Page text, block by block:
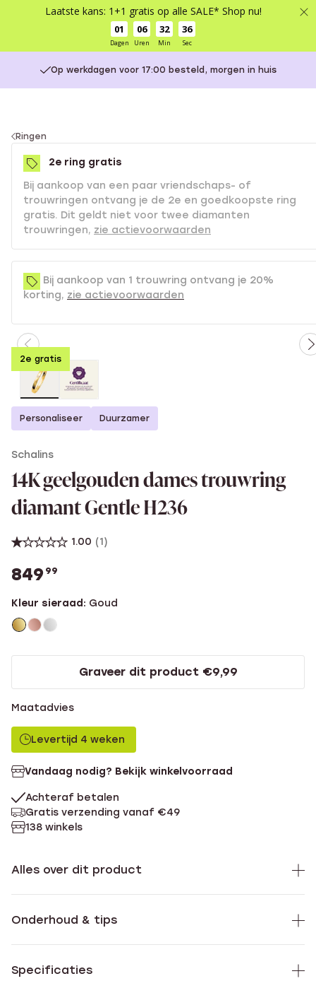
Laatste kans: 1+1 gratis op alle SALE* Shop nu!
01
Dagen
06
Uren
32
Min
35
Sec
Op werkdagen voor 17:00 besteld, morgen in huis
You
are
here:
Ringen
2e ring gratis
Bij aankoop van een paar vriendschaps- of
trouwringen ontvang je de 2e en goedkoopste ring
gratis. Dit geldt niet voor twee diamanten
trouwringen, zie actievoorwaarden
Bij aankoop van 1 trouwring ontvang je 20%
korting, zie actievoorwaarden
2e gratis
Personaliseer Duurzamer
Schalins
14K geelgouden dames trouwring
diamant Gentle H236
1.00 (1)
849 99
Kleur sieraad: Goud
Graveer dit product €9,99
Maatadvies
Levertijd 4 weken
Vandaag nodig? Bekijk winkelvoorraad
Achteraf betalen
Gratis verzending vanaf €49
138 winkels
Alles over dit product
Onderhoud & tips
Specificaties